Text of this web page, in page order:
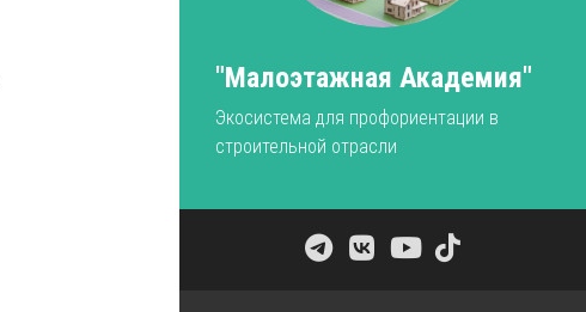
"Малоэтажная Академия"
Экосистема для профориентации в
строительной отрасли